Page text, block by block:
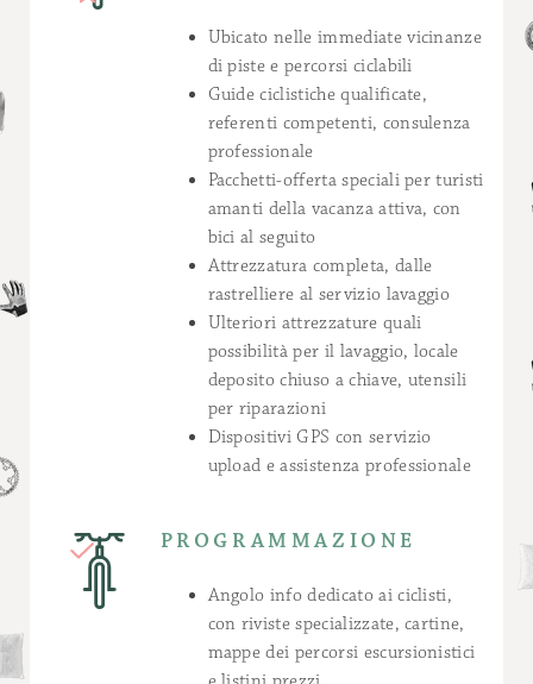
Ubicato nelle immediate vicinanze
di piste e percorsi ciclabili
Guide ciclistiche qualificate,
referenti competenti, consulenza
professionale
Pacchetti-offerta speciali per turisti
amanti della vacanza attiva, con
bici al seguito
Attrezzatura completa, dalle
rastrelliere al servizio lavaggio
Ulteriori attrezzature quali
possibilità per il lavaggio, locale
deposito chiuso a chiave, utensili
per riparazioni
Dispositivi GPS con servizio
upload e assistenza professionale
PROGRAMMAZIONE
Angolo info dedicato ai ciclisti,
con riviste specializzate, cartine,
mappe dei percorsi escursionistici